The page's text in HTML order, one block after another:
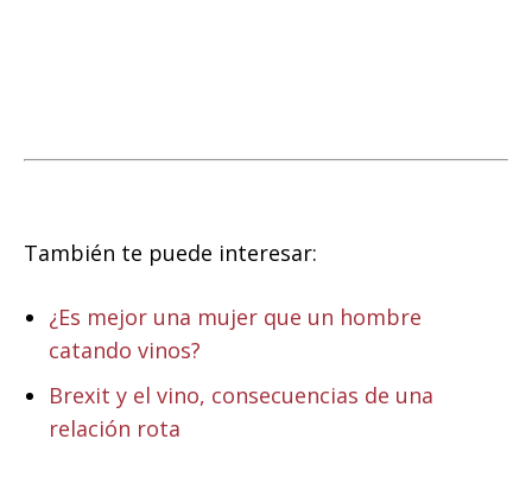
También te puede interesar:
¿Es mejor una mujer que un hombre
catando vinos?
Brexit y el vino, consecuencias de una
relación rota